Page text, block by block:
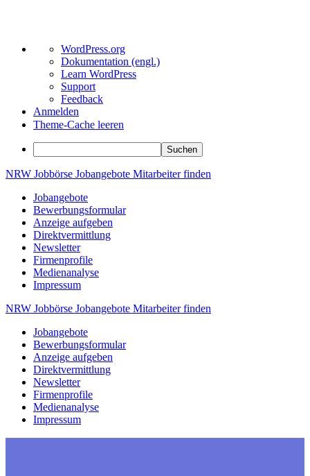
Über
WordPress
WordPress.org
Dokumentation (engl.)
Learn WordPress
Support
Feedback
Anmelden
Theme-Cache leeren
Suchen
Zum
springen
NRW Jobbörse Jobangebote Mitarbeiterfinden
Jobangebote
Bewerbungsformular
Anzeige aufgeben
Direktvermittlung
Newsletter
Firmenprofile
Medienanalyse
Impressum
NRW Jobbörse Jobangebote Mitarbeiterfinden
Jobangebote
Bewerbungsformular
Anzeige aufgeben
Direktvermittlung
Newsletter
Firmenprofile
Medienanalyse
Impressum